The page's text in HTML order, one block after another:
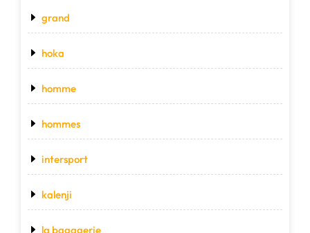
grand
hoka
homme
hommes
intersport
kalenji
la bagagerie